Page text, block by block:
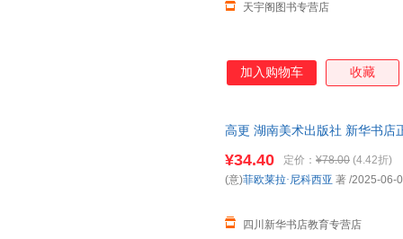
天宇阁图书专营店
加入购物车 收藏
高更 湖南美术出版社 新华书店
¥34.40 定价： ¥78.00 (4.42折)
四川新华书店教育专营店
(意)菲欧莱拉·尼科西亚 著 /2025-06-